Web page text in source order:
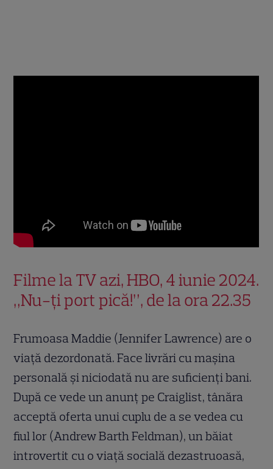
Filme la TV azi, HBO, 4 iunie 2024.
„Nu-ți port pică!”, de la ora 22.35
Frumoasa Maddie (Jennifer Lawrence) are o
viață dezordonată. Face livrări cu mașina
personală și niciodată nu are suficienți bani.
După ce vede un anunț pe Craiglist, tânăra
acceptă oferta unui cuplu de a se vedea cu
fiul lor (Andrew Barth Feldman), un băiat
introvertit cu o viață socială dezastruoasă,